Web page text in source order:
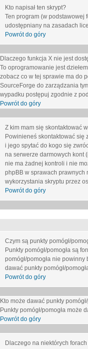
Kto napisał ten skrypt?
Ten program (w podstawowej
udostępniany na zasadach
Powrót do góry
Dlaczego funkcja X nie jest
To oprogramowanie jest
zobacz co w tej sprawie ma do
SourceForge do zarządzania
wypadku postępuj zgodnie z
Powrót do góry
Z kim mam się skontaktować
Powinieneś skontaktować się
i jego spytać do kogo się
na serwerze darmowych kont
nie ma żadnej kontroli i nie
phpBB w sprawach prawnych
wykorzystania skryptu przez
Powrót do góry
Czym są punkty pomógł/
Punkty pomógł/pomogła są
pomógł/pomogła nie
dawać punkty pomógł/
Powrót do góry
Kto może dawać punkty
Punkty pomógł/pomogła może
Powrót do góry
Dlaczego na niektórych